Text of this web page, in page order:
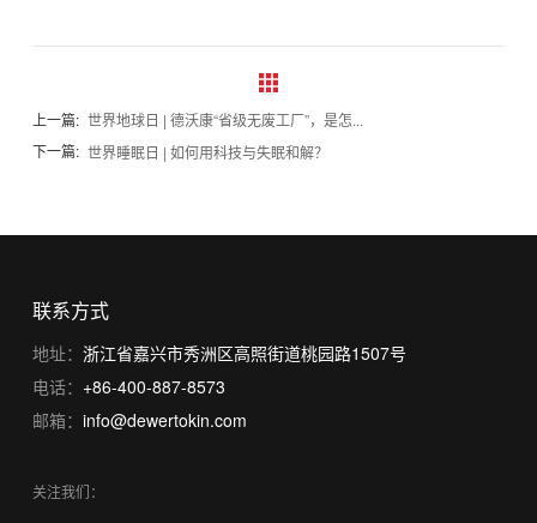
上一篇: 世界地球日 | 德沃康“省级无废工厂”，是怎...
下一篇: 世界睡眠日 | 如何用科技与失眠和解？
联系方式
地址： 浙江省嘉兴市秀洲区高照街道桃园路1507号
电话： +86-400-887-8573
邮箱： info@dewertokin.com
关注我们：